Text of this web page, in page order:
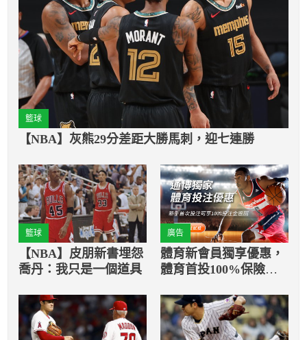
籃球
【NBA】灰熊29分差距大勝馬刺，迎七連勝
籃球
【NBA】皮朋新書埋怨
喬丹：我只是一個道具
廣告
體育新會員獨享優惠，
體育首投100%保險返